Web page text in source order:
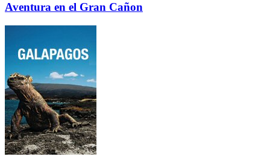
Aventura en el Gran Cañon